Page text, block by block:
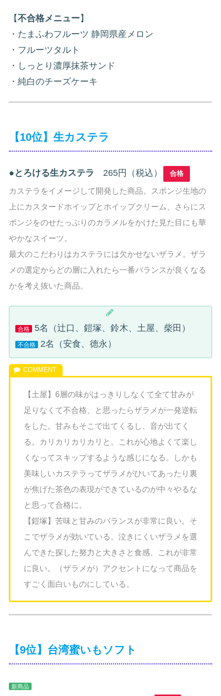
【不合格メニュー】
・たまふわフルーツ 静岡県産メロン
・フルーツタルト
・しっとり濃厚抹茶サンド
・純白のチーズケーキ
【10位】生カステラ
● とろける生カステラ 265円（税込） 合格
カステラをイメージして開発した商品。スポンジ生地の
上にカスタードホイップとホイップクリーム、さらにス
ポンジをのせたっぷりのカラメルをかけた見た目にも華
やかなスイーツ。
最大のこだわりはカステラには欠かせないザラメ。ザラ
メの選定からどの層に入れたら一番バランスが良くなる
かを考え抜いた商品。
合格 5名（辻口、鎧塚、鈴木、土屋、柴田）
不合格 2名（安食、徳永）
【土屋】6層の味がはっきりしなくて全て甘みが
足りなくて不合格、と思ったらザラメが一発逆転
をした。甘みもそこで出てくるし、音が出てく
る。カリカリカリカリと。これが心地よくて楽し
くなってスキップするような感じになる。しかも
美味しいカステラってザラメがひいてあったり裏
が焦げた茶色の表現ができているのが中々やるな
と思って合格に。
【鎧塚】苦味と甘みのバランスが非常に良い。そ
こでザラメが効いている。泣きにくいザラメを選
んできた探した努力と大きさと食感、これが非常
に良い。（ザラメが）アクセントになって商品を
すごく面白いものにしている。
【9位】台湾蜜いもソフト
新商品